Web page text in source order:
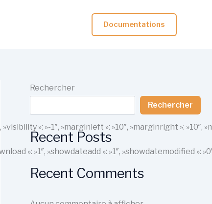
Documentations
»: »-1″, »marginleft »: »10″, »marginright »:
»: »1″, »showdateadd »: »1″,
Rechercher
Rechercher
Recent Posts
Recent Comments